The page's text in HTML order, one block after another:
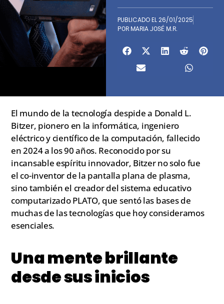
PUBLICADO EL26/01/2025
POR MARIA JOSÉ M.R.
El mundo de la tecnología despide a Donald L.
Bitzer, pionero en la informática, ingeniero
eléctrico y científico de la computación, fallecido
en 2024 a los 90 años. Reconocido por su
incansable espíritu innovador, Bitzer no solo fue
el co-inventor de la pantalla plana de plasma,
sino también el creador del sistema educativo
computarizado PLATO, que sentó las bases de
muchas de las tecnologías que hoy consideramos
esenciales.
Una mente brillante
desde sus inicios